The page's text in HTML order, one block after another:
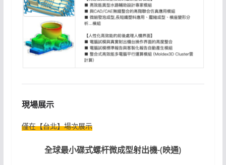
現場展示
僅在【台北】場次展示
全球最小碟式螺杆微成型射出機-(映通)